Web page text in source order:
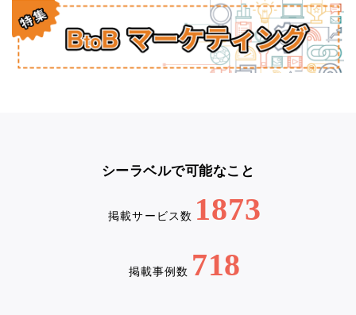
シーラベルで可能なこと
掲載サービス数 1873
掲載事例数 718